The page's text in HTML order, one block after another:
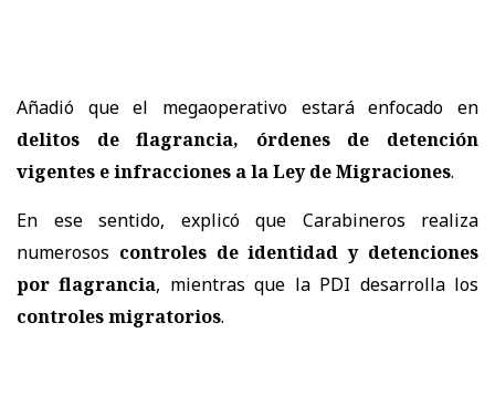
Añadió que el megaoperativo estará enfocado en
delitos de flagrancia, órdenes de detención
vigentes e infracciones a la Ley de Migraciones.
En ese sentido, explicó que Carabineros realiza
numerosos controles de identidad y detenciones
por flagrancia, mientras que la PDI desarrolla los
controles migratorios.